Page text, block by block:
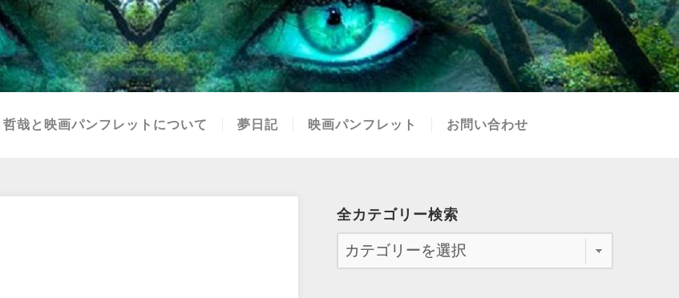
哲哉と映画パンフレットについて 夢日記 映画パンフレット お問い合わせ
全カテゴリー検索